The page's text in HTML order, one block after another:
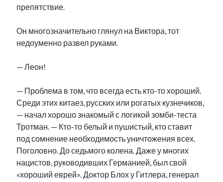
препятствие.
Он многозначительно глянул на Виктора, тот
недоуменно развел руками.
— Леон!
— Проблема в том, что всегда есть кто-то хороший.
Среди этих китаез, русских или рогатых кузнечиков,
— начал хорошо знакомый с логикой зомби-теста
Тротман. — Кто-то белый и пушистый, кто ставит
под сомнение необходимость уничтожения всех.
Поголовно. До седьмого колена. Даже у многих
нацистов, руководивших Германией, был свой
«хороший еврей». Доктор Блох у Гитлера, генерал